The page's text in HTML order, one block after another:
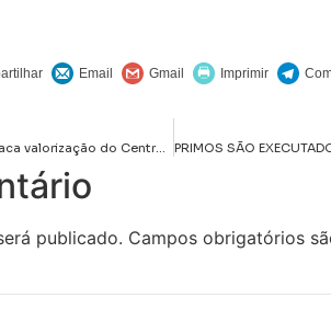
Parceria institucionalLeo Bezerra destaca valorização do Centro Histórico com inauguração da nova sede da Câmara Municipal
publicado. Campos obrigatórios